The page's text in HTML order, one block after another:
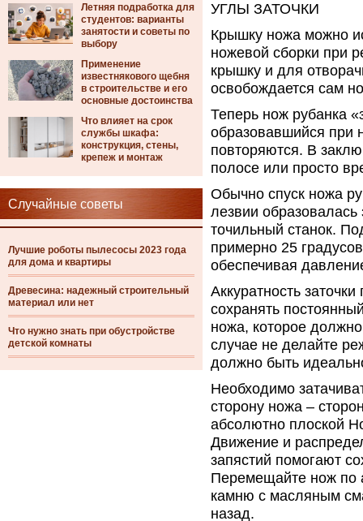
Летняя подработка для
студентов: варианты
занятости и советы по
выбору
Применение
известнякового щебня
в строительстве и его
основные достоинства
Что влияет на срок
службы шкафа:
конструкция, стены,
крепеж и монтаж
Случайные советы
Лучшие роботы пылесосы 2023 года
для дома и квартиры
Древесина: надежный строительный
материал или нет
Что нужно знать при обустройстве
детской комнаты
УГЛЫ ЗАТОЧКИ
Крышку ножа можно
ножевой сборки при
крышку и для
освобождается сам
Теперь нож рубанка
образовавшийся при
повторяются. В
полосе или просто
Обычно спуск ножа
лезвии образовалась
точильный станок.
примерно 25
обеспечивая
Аккуратность
сохранять
ножа, которое
случае не делайте
должно быть
Необходимо
сторону ножа –
абсолютно плоской
Движение и
запястий помогают
Перемещайте нож по
камню с масляным
назад.